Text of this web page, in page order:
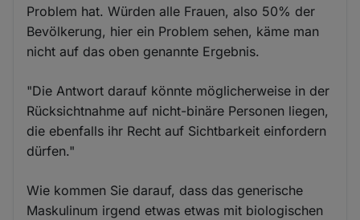
Problem hat. Würden alle Frauen, also 50% der
Bevölkerung, hier ein Problem sehen, käme man
nicht auf das oben genannte Ergebnis.
"Die Antwort darauf könnte möglicherweise in der
Rücksichtnahme auf nicht-binäre Personen liegen,
die ebenfalls ihr Recht auf Sichtbarkeit einfordern
dürfen."
Wie kommen Sie darauf, dass das generische
Maskulinum irgend etwas etwas mit biologischen